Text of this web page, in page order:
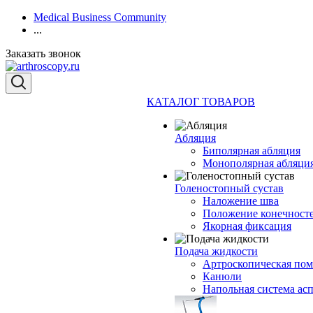
Medical Business Community
...
Заказать звонок
КАТАЛОГ ТОВАРОВ
Абляция
Биполярная абляция
Монополярная
Голеностопный сустав
Наложение шва
Положение
Якорная фиксация
Подача жидкости
Артроскопическая
Канюли
Напольная система